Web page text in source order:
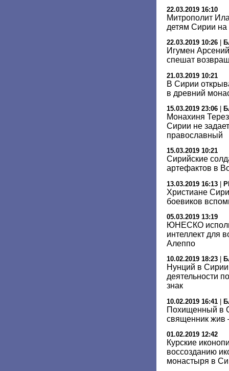
22.03.2019 16:10
Митрополит
детям Сирии на
22.03.2019 10:26
Игумен
спешат
21.03.2019 10:21
В Сирии
в древний
15.03.2019 23:06
Монахиня
Сирии не
православный
15.03.2019 10:21
Сирийские
артефактов в
13.03.2019 16:13
Христиане
боевиков
05.03.2019 13:19
ЮНЕСКО
интеллект для
Алеппо
10.02.2019 18:23
Нунций в
деятельности
знак
10.02.2019 16:41
Похищенный в
священник
01.02.2019 12:42
Курские
воссозданию
монастыря в